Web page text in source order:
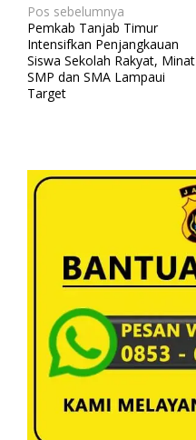
N
a
v
i
s
i
Pos sebelumnya
Pemkab Tanjab Timur
Intensifkan Penjangkauan
Siswa Sekolah Rakyat, Minat
SMP dan SMA Lampaui
Target